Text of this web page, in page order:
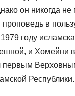
он никогда
в
году
и Хомейни
первым
Республики.